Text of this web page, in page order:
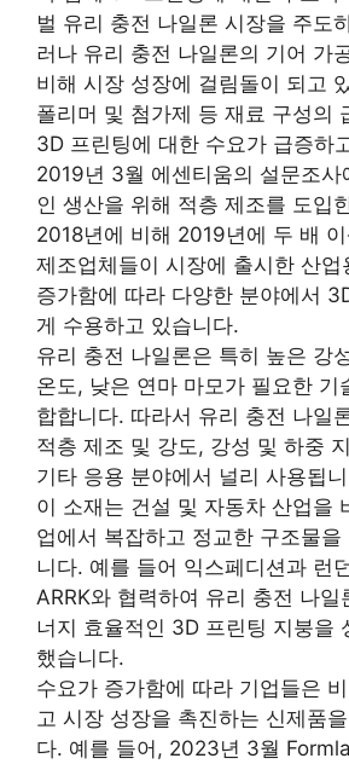
벌 유리 충전 나일론 시장을 주도
러나 유리 충전 나일론의 기어 가
비해 시장 성장에 걸림돌이 되고
폴리머 및 첨가제 등 재료 구성의
3D 프린팅에 대한 수요가 급증하
2019년 3월 에센티움의 설문조사
인 생산을 위해 적층 제조를 도입
2018년에 비해 2019년에 두 배
제조업체들이 시장에 출시한 산
증가함에 따라 다양한 분야에서
게 수용하고 있습니다.
유리 충전 나일론은 특히 높은 강
온도, 낮은 연마 마모가 필요한 기
합합니다. 따라서 유리 충전 나일
적층 제조 및 강도, 강성 및 하중
기타 응용 분야에서 널리 사용됩
이 소재는 건설 및 자동차 산업을
업에서 복잡하고 정교한 구조물을
니다. 예를 들어 익스페디션과 런
ARRK와 협력하여 유리 충전 나일
너지 효율적인 3D 프린팅 지붕을
했습니다.
수요가 증가함에 따라 기업들은
고 시장 성장을 촉진하는 신제품
다. 예를 들어, 2023년 3월